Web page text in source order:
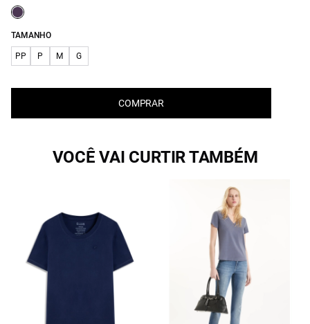
TAMANHO
PP P M G
COMPRAR
VOCÊ VAI CURTIR TAMBÉM